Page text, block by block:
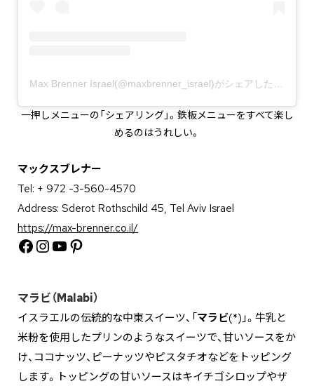
一押しメニューの「シェアリング」。鉄板メニューをすべて楽し
めるのはうれしい。
マックスブレナー
Tel: + 972 -3-560-4570
Address: Sderot Rothschild 45, Tel Aviv Israel
https://max-brenner.co.il/
Facebook
Instagram
YouTube
Pinterest
マラビ（Malabi）
イスラエルの伝統的な中東スイーツ、「マラビ(*)」。牛乳と
米粉を使用したプリンのようなスイーツで、甘いソースをか
け、ココナッツ、ピーナッツやピスタチオなどをトッピング
します。トッピングの甘いソースはキイチゴシロップやザ